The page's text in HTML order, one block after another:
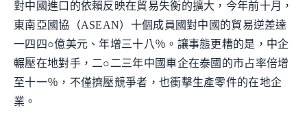
對中國進口的依賴反映在貿易失衡的擴大，今年前十月，
東南亞國協（ASEAN）十個成員國對中國的貿易逆差達
一四四○億美元、年增三十八％。讓事態更糟的是，中企
輾壓在地對手，二○二三年中國車企在泰國的市占率倍增
至十一％，不僅擠壓競爭者，也衝擊生產零件的在地企
業。